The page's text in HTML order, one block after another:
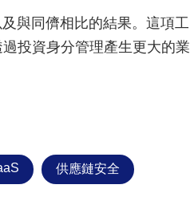
與同儕相比的結果。這項工
投資身分管理產生更大的業
供應鏈安全